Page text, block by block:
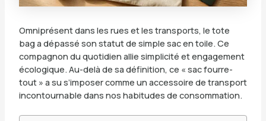
Omniprésent dans les rues et les transports, le tote
bag a dépassé son statut de simple sac en toile. Ce
compagnon du quotidien allie simplicité et engagement
écologique. Au-delà de sa définition, ce « sac fourre-
tout » a su s’imposer comme un accessoire de transport
incontournable dans nos habitudes de consommation.